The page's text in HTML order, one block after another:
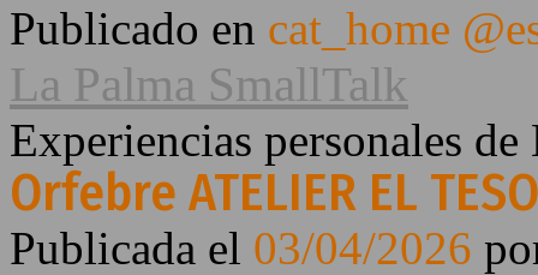
Publicado en cat_home
La Palma SmallTalk
Experiencias personales
Orfebre ATELIER EL
Publicada el 03/04/2026